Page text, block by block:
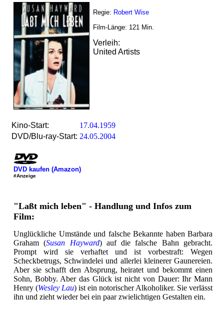
Regie: Robert Wise
Film-Länge: 121 Min.
Verleih:
United Artists
Kino-Start:
17.04.1959
DVD/Blu-ray-Start: 24.05.2004
DVD kaufen (Amazon)
#Anzeige
"Laßt mich leben" - Handlung und Infos zum
Film:
Unglückliche Umstände und falsche Bekannte haben Barbara
Graham (Susan Hayward) auf die falsche Bahn gebracht.
Prompt wird sie verhaftet und ist vorbestraft: Wegen
Scheckbetrugs, Schwindelei und allerlei kleinerer Gaunereien.
Aber sie schafft den Absprung, heiratet und bekommt einen
Sohn, Bobby. Aber das Glück ist nicht von Dauer: Ihr Mann
Henry (Wesley Lau) ist ein notorischer Alkoholiker. Sie verlässt
ihn und zieht wieder bei ein paar zwielichtigen Gestalten ein.